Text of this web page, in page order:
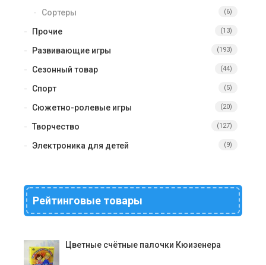
Сортеры (6)
Прочие (13)
Развивающие игры (193)
Сезонный товар (44)
Спорт (5)
Сюжетно-ролевые игры (20)
Творчество (127)
Электроника для детей (9)
Рейтинговые товары
Цветные счётные палочки Кюизенера